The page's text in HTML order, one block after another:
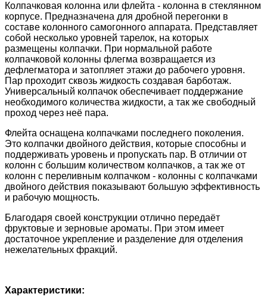
Колпачковая колонна или флейта - колонна в стеклянном
корпусе. Предназначена для дробной перегонки в
составе колонного самогонного аппарата. Представляет
собой несколько уровней тарелок, на которых
размещены колпачки. При нормальной работе
колпачковой колонны флегма возвращается из
дефлегматора и затопляет этажи до рабочего уровня.
Пар проходит сквозь жидкость создавая барботаж.
Универсальный колпачок обеспечивает поддержание
необходимого количества жидкости, а так же свободный
проход через неё пара.
Флейта оснащена колпачками последнего поколения.
Это колпачки двойного действия, которые способны и
поддерживать уровень и пропускать пар. В отличии от
колонн с большим количеством колпачков, а так же от
колонн с переливным колпачком - колонны с колпачками
двойного действия показывают большую эффективность
и рабочую мощность.
Благодаря своей конструкции отлично передаёт
фруктовые и зерновые ароматы. При этом имеет
достаточное укрепление и разделение для отделения
нежелательных фракций.
Характеристики: